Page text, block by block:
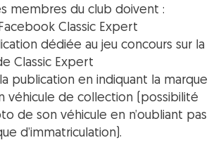
membres du club doivent :
Classic Expert
dédiée au jeu concours sur la
Classic Expert
publication en indiquant la marque
véhicule de collection (possibilité
de son véhicule en n’oubliant pas
d’immatriculation).